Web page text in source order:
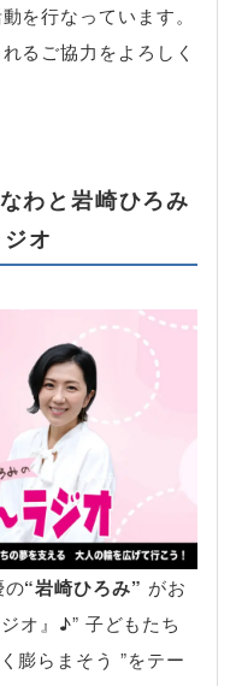
を行なっています。
るご協力をよろしく
わと岩崎ひろみ
オ
の“岩崎ひろみ” がお
オ』♪” 子どもたち
膨らまそう ”をテー